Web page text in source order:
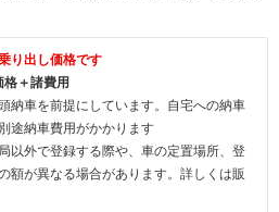
り出し価格です
格＋諸費用
納車を前提にしています。自宅への納車
途納車費用がかかります
以外で登録する際や、車の定置場所、登
額が異なる場合があります。詳しくは販